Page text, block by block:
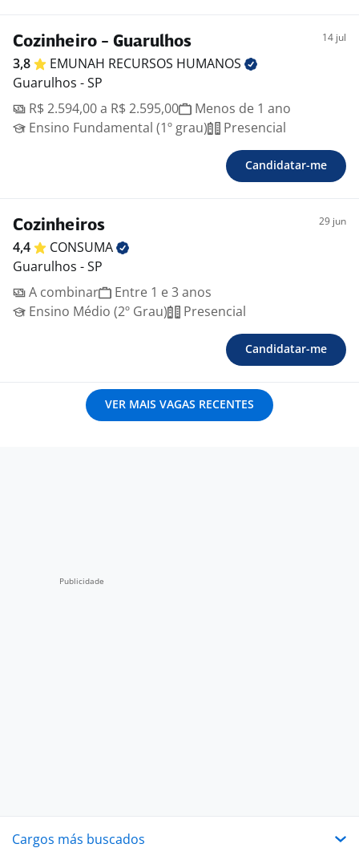
Cozinheiro - Guarulhos 14 jul
3,8 EMUNAH RECURSOS HUMANOS
Guarulhos - SP
R$ 2.594,00 a R$ 2.595,00
Menos de 1 ano
Ensino Fundamental (1º grau)
Presencial
Candidatar-me
Cozinheiros 29 jun
4,4
CONSUMA
Guarulhos - SP
A combinar
Entre 1 e 3 anos
Ensino Médio (2º Grau)
Presencial
Candidatar-me
VER MAIS VAGAS RECENTES
Cargos más buscados